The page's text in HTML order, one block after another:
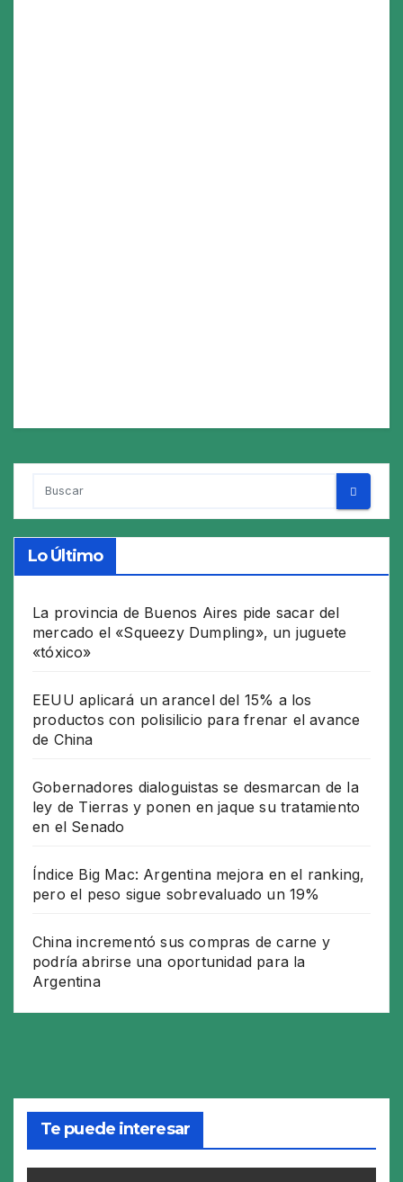
Lo Último
La provincia de Buenos Aires pide sacar del
mercado el «Squeezy Dumpling», un juguete
«tóxico»
EEUU aplicará un arancel del 15% a los
productos con polisilicio para frenar el avance
de China
Gobernadores dialoguistas se desmarcan de la
ley de Tierras y ponen en jaque su tratamiento
en el Senado
Índice Big Mac: Argentina mejora en el ranking,
pero el peso sigue sobrevaluado un 19%
China incrementó sus compras de carne y
podría abrirse una oportunidad para la
Argentina
Te puede interesar